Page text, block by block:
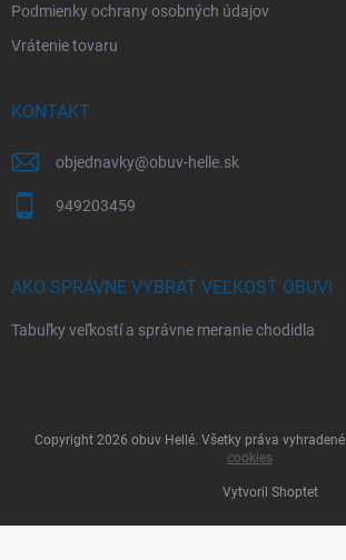
Podmienky ochrany osobných údajov
Vrátenie tovaru
KONTAKT
objednavky@obuv-helle.sk
949203459
AKO SPRÁVNE VYBRAŤ VEĽKOSŤ OBUVI
Tabuľky veľkostí a správne meranie chodidla
Vytvoril Shoptet
Copyright 2026 obuv Hellé . Všetky práva vyhradené.
cookies